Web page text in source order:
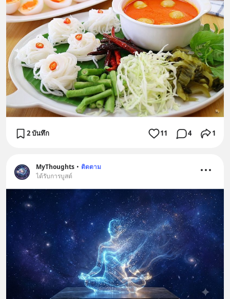
2 บันทึก 11 4 1
MyThoughts • ติดตาม
ได้รับการบูสต์